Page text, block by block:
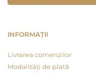
INFORMAȚII
Livrarea comenzilor
Modalități de plată